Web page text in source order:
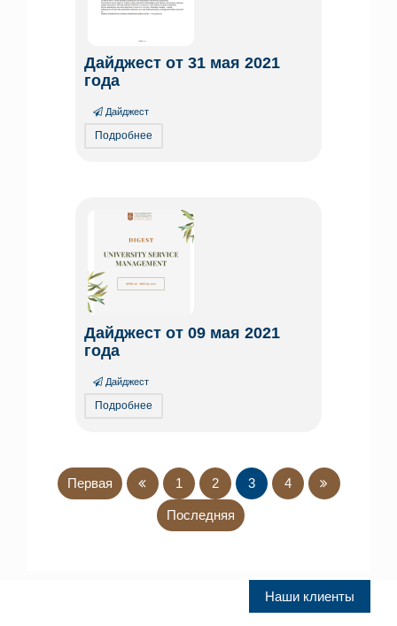
Дайджест от 31 мая 2021
года
Дайджест
Подробнее
Дайджест от 09 мая 2021
года
Дайджест
Подробнее
Первая 1 2 3 4
Последняя
Наши клиенты